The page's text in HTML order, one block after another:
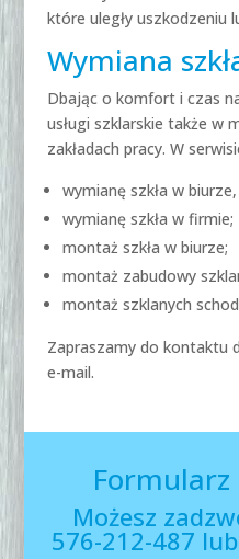
które uległy uszkodzeniu
Wymiana
Dbając o komfort i czas
usługi szklarskie także w
zakładach pracy. W
wymianę szkła w
wymianę szkła w firmie;
montaż szkła w biurze;
montaż zabudowy
montaż szklanych
Zapraszamy do kontaktu
e-mail.
Możesz
576-212-487